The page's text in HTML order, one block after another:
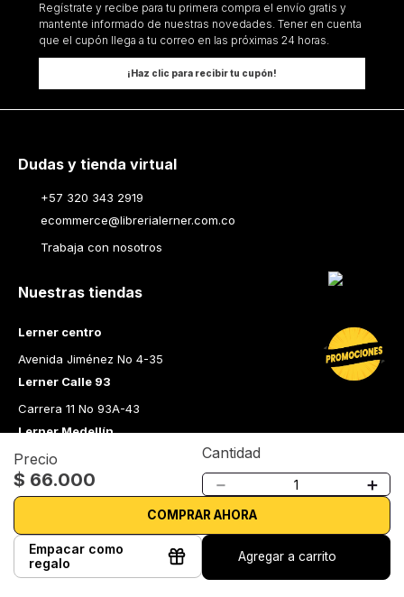
Precio
$ 66.000
Cantidad
＋
－
COMPRAR AHORA
Empacar como
regalo
Agregar a carrito
Regístrate y recibe para tu primera compra el envío gratis y
mantente informado de nuestras novedades. Tener en cuenta
que el cupón llega a tu correo en las próximas 24 horas.
¡Haz clic para recibir tu cupón!
Dudas y tienda virtual
+57 320 343 2919
ecommerce@librerialerner.com.co
Trabaja con nosotros
Nuestras tiendas
Lerner centro
Avenida Jiménez No 4-35
Lerner Calle 93
Carrera 11 No 93A-43
Lerner Medellín
Carrera 43 A No. 05 A - 113 Local 103 Edificio One Plaza PH
Medellín Colombia
Librería Lerner - Comprar libros en Colombia
Quiénes somos
Librerías